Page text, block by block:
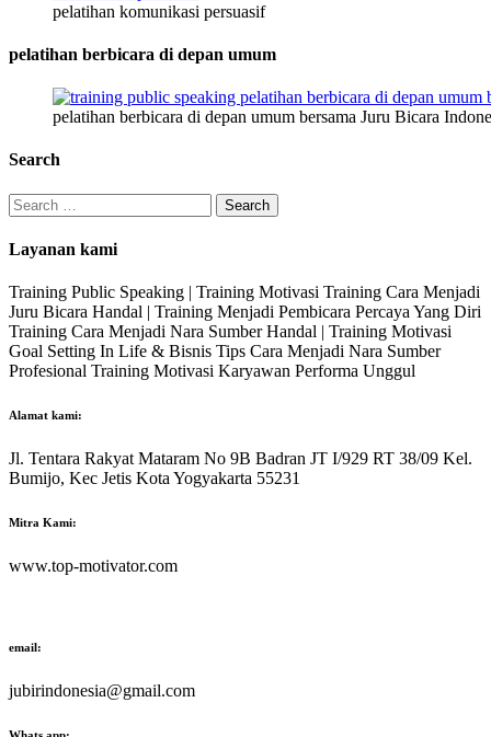
pelatihan komunikasi persuasif
pelatihan berbicara di depan umum
pelatihan berbicara di depan umum bersama Juru Bicara
Search
Search
for:
Layanan kami
Training Public Speaking | Training Motivasi Training Cara Menjadi
Juru Bicara Handal | Training Menjadi Pembicara Percaya Yang Diri
Training Cara Menjadi Nara Sumber Handal | Training Motivasi
Goal Setting In Life & Bisnis Tips Cara Menjadi Nara Sumber
Profesional Training Motivasi Karyawan Performa Unggul
Alamat kami:
Jl. Tentara Rakyat Mataram No 9B Badran JT I/929 RT 38/09 Kel.
Bumijo, Kec Jetis Kota Yogyakarta 55231
Mitra Kami:
www.top-motivator.com
email:
jubirindonesia@gmail.com